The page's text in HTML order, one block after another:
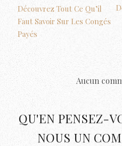
Découvrez Tout Ce Qu’il
Faut Savoir Sur Les Congés
Payés
Aucun
QU'EN PENSEZ-
NOUS UN